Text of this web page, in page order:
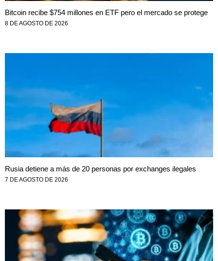
Bitcoin recibe $754 millones en ETF pero el mercado se protege
8 DE AGOSTO DE 2026
Rusia detiene a más de 20 personas por exchanges ilegales
7 DE AGOSTO DE 2026